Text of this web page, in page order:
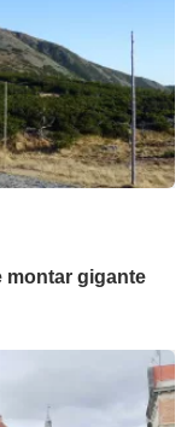
montar gigante